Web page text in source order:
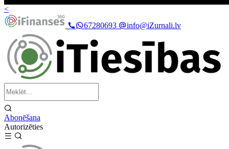
<
67280693
info@iZurnali.lv
Abonēšana
Autorizēties